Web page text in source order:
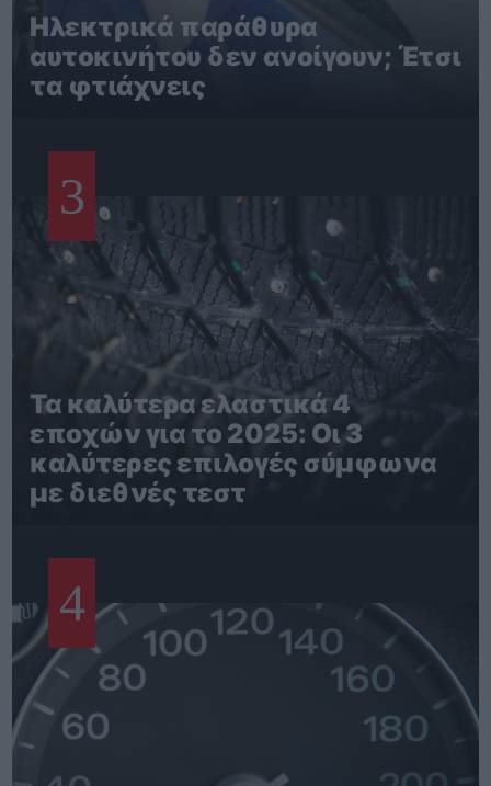
Ηλεκτρικά παράθυρα
αυτοκινήτου δεν ανοίγουν; Έτσι
τα φτιάχνεις
3
Τα καλύτερα ελαστικά 4
εποχών για το 2025: Οι 3
καλύτερες επιλογές σύμφωνα
με διεθνές τεστ
4